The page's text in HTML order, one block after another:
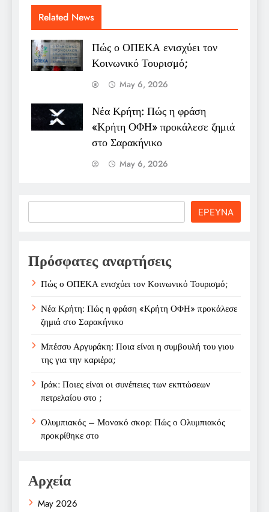
Related News
Πώς ο ΟΠΕΚΑ ενισχύει τον
Κοινωνικό Τουρισμό;
May 6, 2026
Νέα Κρήτη: Πώς η φράση
«Κρήτη ΟΦΗ» προκάλεσε ζημιά
στο Σαρακήνικο
May 6, 2026
ΕΡΕΥΝΑ
Πρόσφατες αναρτήσεις
Πώς ο ΟΠΕΚΑ ενισχύει τον Κοινωνικό Τουρισμό;
Νέα Κρήτη: Πώς η φράση «Κρήτη ΟΦΗ» προκάλεσε
ζημιά στο Σαρακήνικο
Μπέσσυ Αργυράκη: Ποια είναι η συμβουλή του γιου
της για την καριέρα;
Ιράκ: Ποιες είναι οι συνέπειες των εκπτώσεων
πετρελαίου στο ;
Ολυμπιακός – Μονακό σκορ: Πώς ο Ολυμπιακός
προκρίθηκε στο
Αρχεία
May 2026